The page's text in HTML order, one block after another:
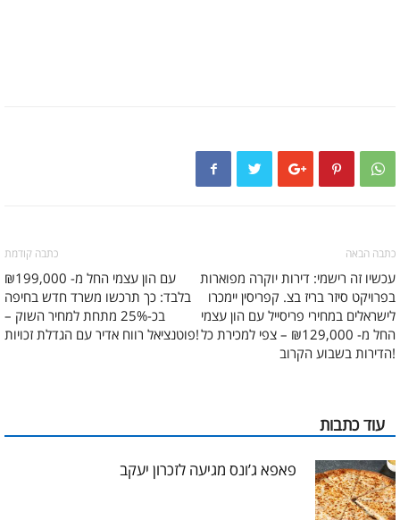
כתבה קודמת
עם הון עצמי החל מ- ₪199,000
בלבד: כך תרכשו משרד חדש בחיפה
בכ-25% מתחת למחיר השוק –
פוטנציאל רווח אדיר עם הגדלת זכויות!
כתבה הבאה
עכשיו זה רישמי: דירות יוקרה מפוארות
בפרויקט סיזר בריז בצ. קפריסין יימכרו
לישראלים במחירי פריסייל עם הון עצמי
החל מ- ₪129,000 – צפי למכירת כל
הדירות בשבוע הקרוב!
עוד כתבות
פאפא ג’ונס מגיעה לזכרון יעקב